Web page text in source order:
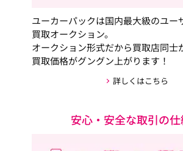
ユーカーパックは国内最大級のユー
買取オークション。
オークション形式だから買取店同士
買取価格がグングン上がります！
詳しくはこちら
安心・安全な取引の